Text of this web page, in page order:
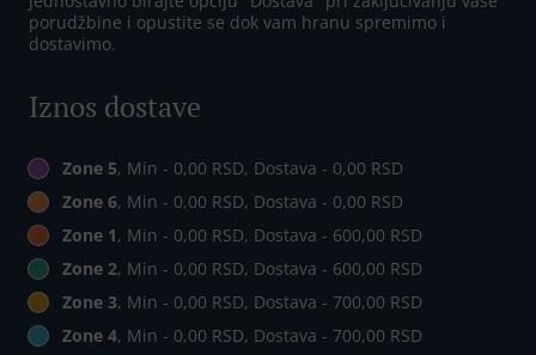
porudžbine i opustite se dok vam hranu spremimo i
dostavimo.
Iznos dostave
Zone 5, Min - 0,00 RSD, Dostava - 0,00 RSD
Zone 6, Min - 0,00 RSD, Dostava - 0,00 RSD
Zone 1, Min - 0,00 RSD, Dostava - 600,00 RSD
Zone 2, Min - 0,00 RSD, Dostava - 600,00 RSD
Zone 3, Min - 0,00 RSD, Dostava - 700,00 RSD
Zone 4, Min - 0,00 RSD, Dostava - 700,00 RSD